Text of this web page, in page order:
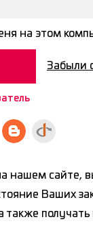
на этом
Забыли
нашем сайте,
Ваших
также